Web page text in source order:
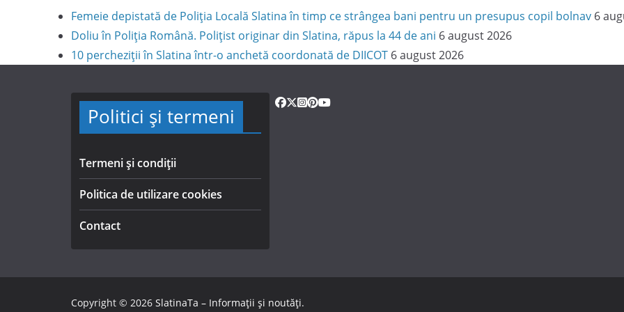
Femeie depistată de Poliția Locală Slatina în timp ce strângea bani pentru un presupus copil bolnav 6
Doliu în Poliția Română. Polițist originar din Slatina, răpus la 44 de ani 6 august 2026
10 percheziții în Slatina într-o anchetă coordonată de DIICOT 6 august 2026
Politici și termeni
Termeni și condiții
Politica de utilizare cookies
Contact
Copyright © 2026 SlatinaTa – Informații și noutăți.